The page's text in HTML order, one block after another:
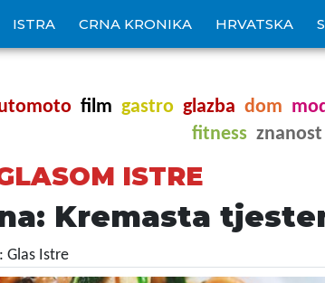
ISTRA CRNA KRONIKA HRVATSKA
film gastro glazba dom
fitness znanost
ISTRE
Kremasta
Glas Istre